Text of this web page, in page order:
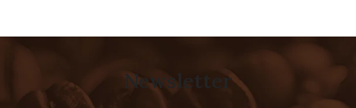
Newsletter